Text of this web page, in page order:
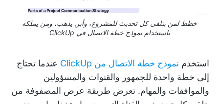
خطط لمن يتلقى كل تحديث للمشروع، وأين يذهب، ومن يملكه
باستخدام نموذج خطة الاتصال في ClickUp
استخدم نموذج خطة الاتصال من ClickUp
عندما تحتاج
إلى خطة واحدة للجمهور والقنوات والمسؤولين
والموافقات والمهام. تعرض طريقة عرض المصفوفة من